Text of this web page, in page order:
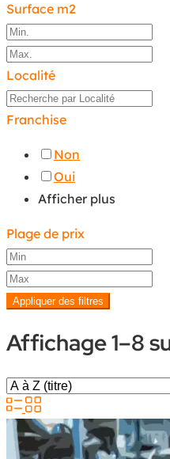
Surface m2
Localité
Franchise
Non
Oui
Afficher plus
Plage de prix
Appliquer des filtres
Affichage 1–8